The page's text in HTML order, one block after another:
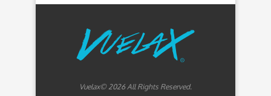
Vuelax© 2026 All Rights Reserved.